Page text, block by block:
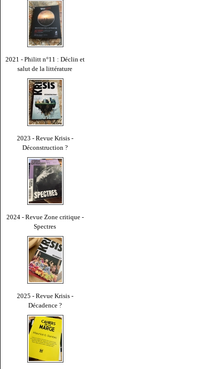
2021 - Philitt n°11 : Déclin et
salut de la littérature
2023 - Revue Krisis -
Déconstruction ?
2024 - Revue Zone critique -
Spectres
2025 - Revue Krisis -
Décadence ?